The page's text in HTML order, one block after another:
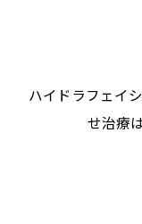
ハイドラフェイ
せ治療